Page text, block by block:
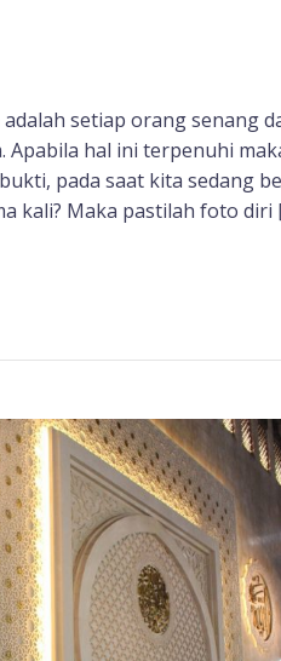
setiap orang senang
hal ini terpenuhi
pada saat kita sedang
kali? Maka pastilah foto diri